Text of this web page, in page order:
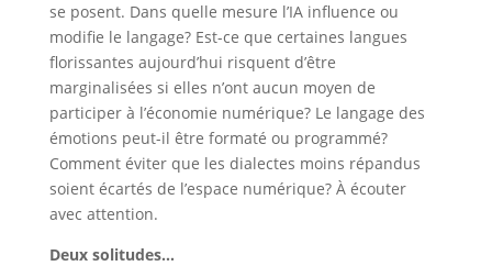
se posent. Dans quelle mesure l’IA influence ou
modifie le langage? Est-ce que certaines langues
florissantes aujourd’hui risquent d’être
marginalisées si elles n’ont aucun moyen de
participer à l’économie numérique? Le langage des
émotions peut-il être formaté ou programmé?
Comment éviter que les dialectes moins répandus
soient écartés de l’espace numérique? À écouter
avec attention.
Deux solitudes…